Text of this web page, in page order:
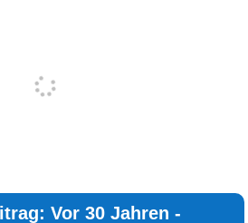
Vor 30 Jahren -